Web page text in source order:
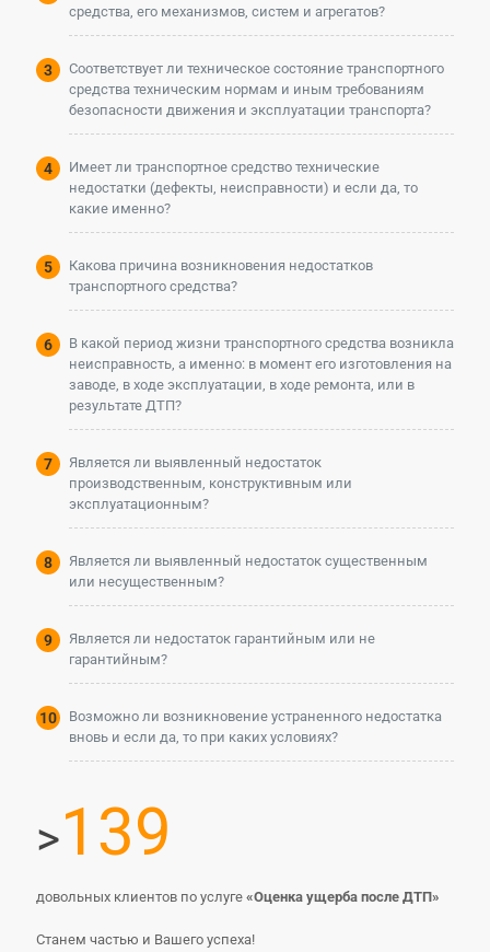
средства, его механизмов, систем и агрегатов?
Соответствует ли техническое состояние транспортного
средства техническим нормам и иным требованиям
безопасности движения и эксплуатации транспорта?
Имеет ли транспортное средство технические
недостатки (дефекты, неисправности) и если да, то
какие именно?
Какова причина возникновения недостатков
транспортного средства?
В какой период жизни транспортного средства возникла
неисправность, а именно: в момент его изготовления на
заводе, в ходе эксплуатации, в ходе ремонта, или в
результате ДТП?
Является ли выявленный недостаток
производственным, конструктивным или
эксплуатационным?
Является ли выявленный недостаток существенным
или несущественным?
Является ли недостаток гарантийным или не
гарантийным?
Возможно ли возникновение устраненного недостатка
вновь и если да, то при каких условиях?
>139
довольных клиентов по услуге «Оценка ущерба после ДТП»
Станем частью и Вашего успеха!